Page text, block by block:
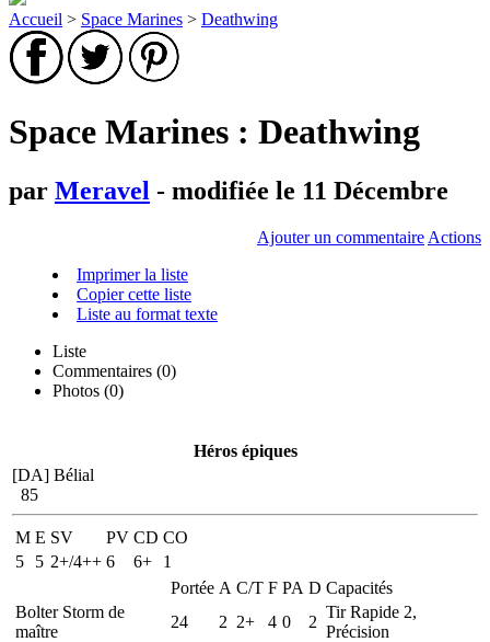
Accueil > Space Marines > Deathwing
Space Marines : Deathwing
par Meravel - modifiée le 11 Décembre
Ajouter un commentaire Actions
Imprimer la liste
Copier cette liste
Liste au format texte
Liste
Commentaires (0)
Photos (0)
Héros épiques
[DA] Bélial
85
M E SV PV CD CO
5
5 2+/4++ 6 6+
1
Portée A C/T F PA D Capacités
Bolter Storm de
maître
24 2 2+ 4 0 2
Tir Rapide 2,
Précision